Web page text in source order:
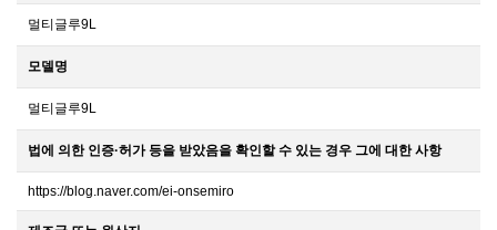
멀티글루9L
모델명
멀티글루9L
법에 의한 인증·허가 등을 받았음을 확인할 수 있는 경우 그에 대한 사항
https://blog.naver.com/ei-onsemiro